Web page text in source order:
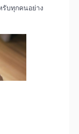
รับทุกคนอย่าง